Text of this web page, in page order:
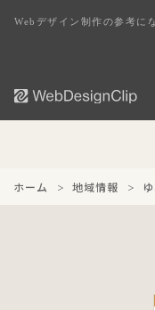
Webデザイン制作の参考に
ホーム 地域情報